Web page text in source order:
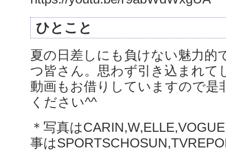
ひとこと
夏の日差しにも負けない魅力的
つ皆さん。思わず引き込まれて
動画もお借りしていますので是
ください^^
＊写真は
事は